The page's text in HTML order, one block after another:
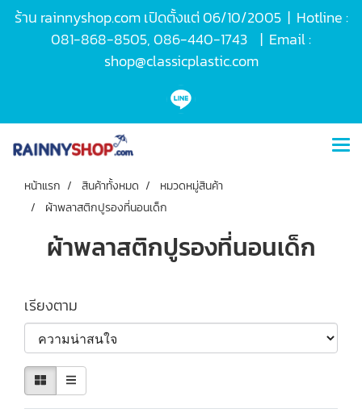
ร้าน rainnyshop.com เปิดตั้งแต่ 06/10/2005 | Hotline :
081-868-8505, 086-440-1743 | Email :
shop@classicplastic.com
หน้าแรก สินค้าทั้งหมด
หมวดหมู่สินค้า
ผ้าพลาสติกปูรองที่นอนเด็ก
ผ้าพลาสติกปูรองที่นอนเด็ก
เรียงตาม